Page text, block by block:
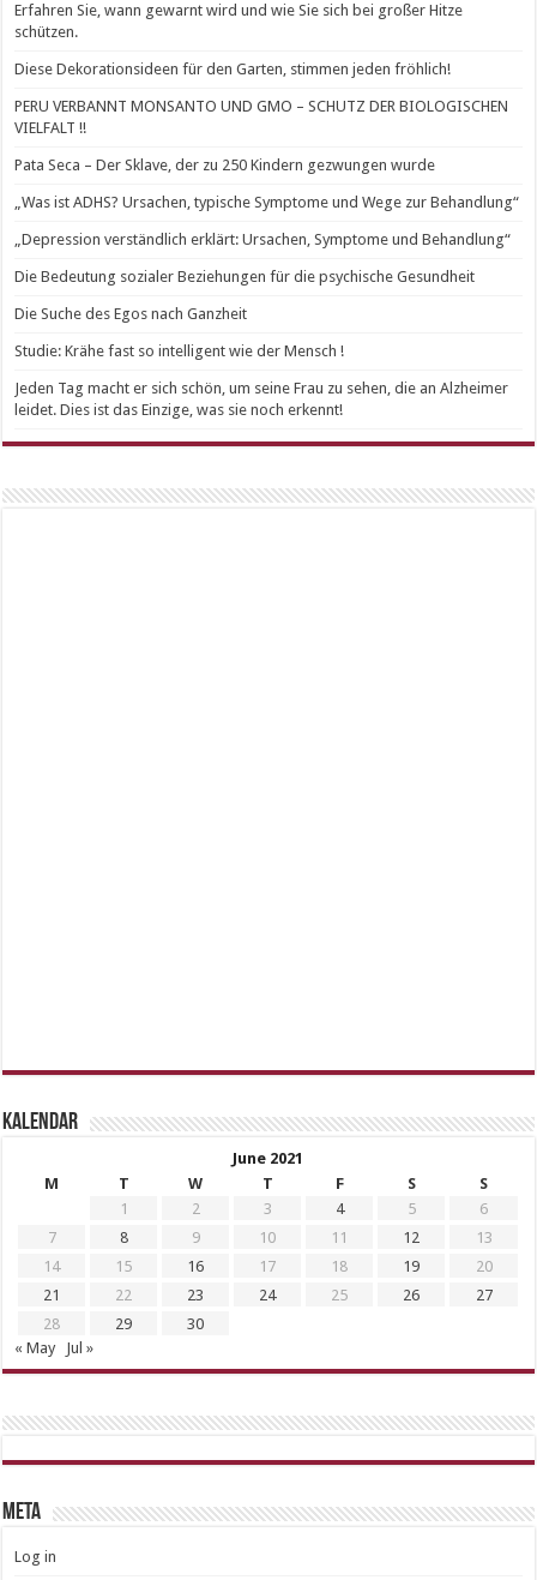
Erfahren Sie, wann gewarnt wird und wie Sie sich bei großer Hitze
schützen.
Diese Dekorationsideen für den Garten, stimmen jeden fröhlich!
PERU VERBANNT MONSANTO UND GMO – SCHUTZ DER BIOLOGISCHEN
VIELFALT !!
Pata Seca – Der Sklave, der zu 250 Kindern gezwungen wurde
„Was ist ADHS? Ursachen, typische Symptome und Wege zur Behandlung“
„Depression verständlich erklärt: Ursachen, Symptome und Behandlung“
Die Bedeutung sozialer Beziehungen für die psychische Gesundheit
Die Suche des Egos nach Ganzheit
Studie: Krähe fast so intelligent wie der Mensch !
Jeden Tag macht er sich schön, um seine Frau zu sehen, die an Alzheimer
leidet. Dies ist das Einzige, was sie noch erkennt!
Kalendar
June 2021
M
T W T F S
S
1
2 3 4 5
6
7
8 9 10 11 12
13
14
15 16 17 18 19
20
21
22 23 24 25 26
27
28
29
30
« May
Jul »
META
Log in